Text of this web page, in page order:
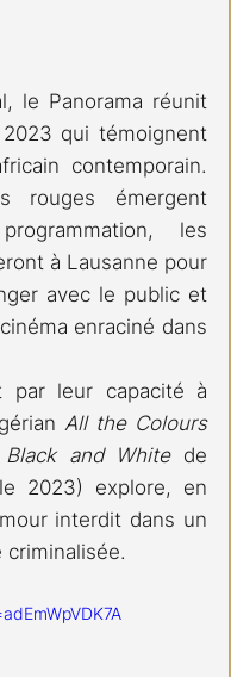
le Panorama réunit
qui témoignent
contemporain.
rouges émergent
les
à Lausanne pour
avec le public et
enraciné dans
par leur capacité à
All the Colours
and White de
2023) explore, en
interdit dans un
criminalisée.